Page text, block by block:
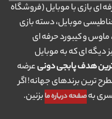
ای بازی با موبایل (فروشگاه
موبایل، دسته بازی
و کیبورد حرفه ای
دیگه ای که به موبایل
هدف پابجی دونیعرضه
ترین برندهای جهانه! اگر
بهصفحه درباره ما بزنین.